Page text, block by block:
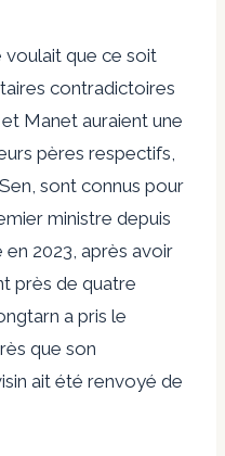
voulait que ce soit
contradictoires
Manet auraient une
pères respectifs,
sont connus pour
ministre depuis
en 2023, après avoir
près de quatre
a pris le
que son
ait été renvoyé de